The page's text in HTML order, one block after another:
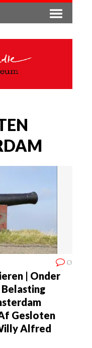
0
| Onder
Gesloten
Alfred